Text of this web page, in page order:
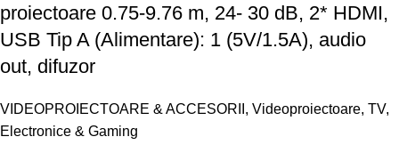
proiectoare 0.75-9.76 m, 24- 30 dB, 2* HDMI,
USB Tip A (Alimentare): 1 (5V/1.5A), audio
out, difuzor
VIDEOPROIECTOARE & ACCESORII , Videoproiectoare, TV,
Electronice & Gaming